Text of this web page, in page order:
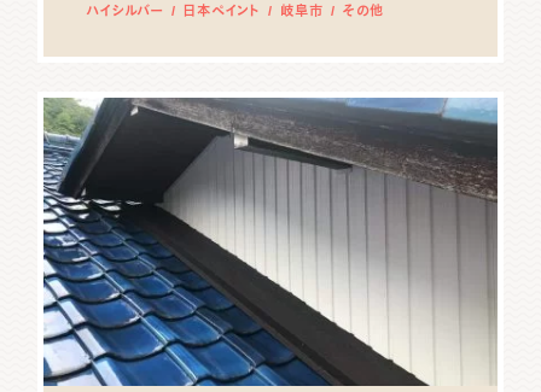
ハイシルバー 日本ペイント 岐阜市 その他